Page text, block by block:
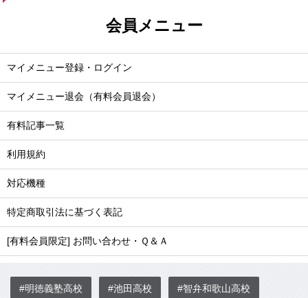
会員メニュー
マイメニュー登録・ログイン
マイメニュー退会（有料会員退会）
有料記事一覧
利用規約
対応機種
特定商取引法に基づく表記
[有料会員限定] お問い合わせ・Ｑ＆Ａ
#明徳義塾高校 #池田高校 #智弁和歌山高校